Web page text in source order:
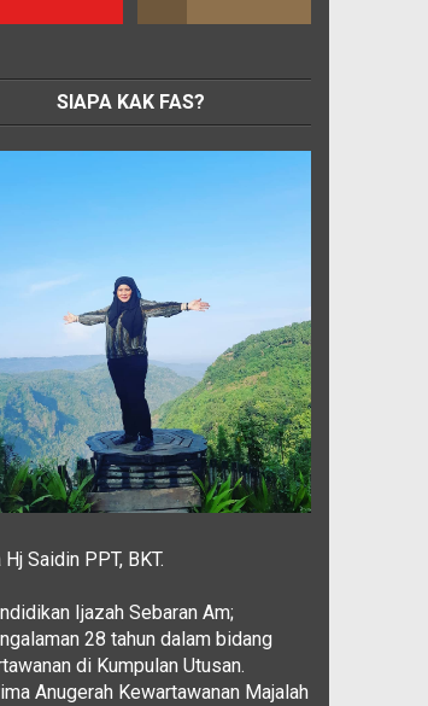
SIAPA KAK FAS?
Saidin PPT, BKT.
Ijazah Sebaran Am;
28 tahun dalam bidang
di Kumpulan Utusan.
Anugerah Kewartawanan Majalah